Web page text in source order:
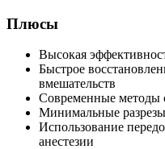
Плюсы
Высокая
Быстрое
вмешательств
Современные методы
Минимальные
Использование
анестезии